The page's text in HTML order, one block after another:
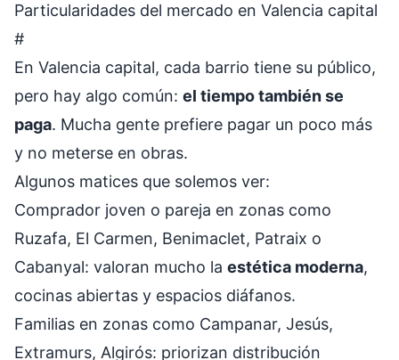
Particularidades del mercado en Valencia capital
#
En Valencia capital, cada barrio tiene su público,
pero hay algo común: el tiempo también se
paga. Mucha gente prefiere pagar un poco más
y no meterse en obras.
Algunos matices que solemos ver:
Comprador joven o pareja en zonas como
Ruzafa, El Carmen, Benimaclet, Patraix o
Cabanyal: valoran mucho la estética moderna,
cocinas abiertas y espacios diáfanos.
Familias en zonas como Campanar, Jesús,
Extramurs, Algirós: priorizan distribución